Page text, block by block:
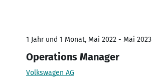
1 Jahr und 1 Monat, Mai 2022 - Mai 2023
Operations Manager
Volkswagen AG